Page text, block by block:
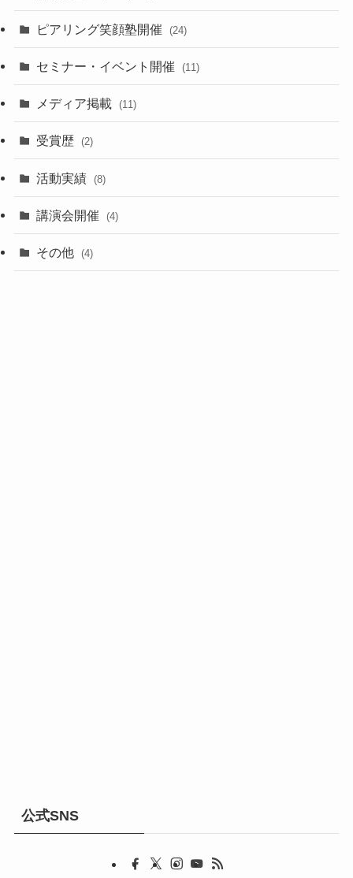
ピアリング笑顔塾開催 (24)
セミナー・イベント開催 (11)
メディア掲載 (11)
受賞歴 (2)
活動実績 (8)
講演会開催 (4)
その他 (4)
公式SNS